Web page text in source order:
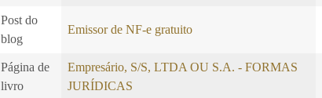
Post do
blog
Emissor de NF-e gratuito
Página de
livro
Empresário, S/S, LTDA OU S.A. - FORMAS
JURÍDICAS